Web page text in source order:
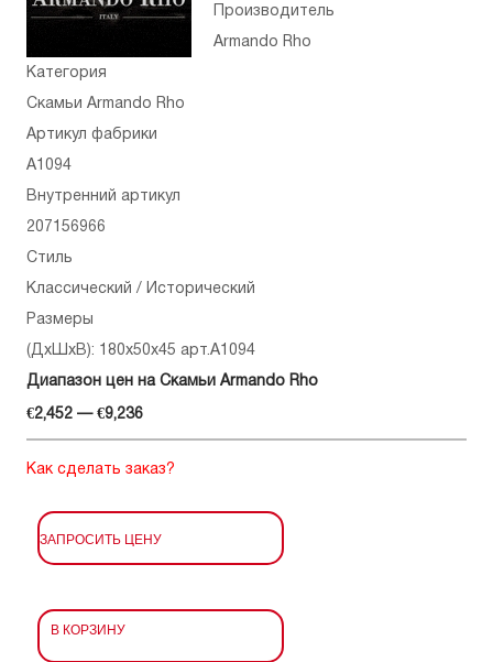
Производитель
Armando Rho
Категория
Скамьи Armando Rho
Артикул фабрики
A1094
Внутренний артикул
207156966
Стиль
Классический / Исторический
Размеры
(ДхШхВ): 180x50x45 арт.A1094
Диапазон цен на Скамьи Armando Rho
€2,452 — €9,236
Как сделать заказ?
ЗАПРОСИТЬ ЦЕНУ
В КОРЗИНУ